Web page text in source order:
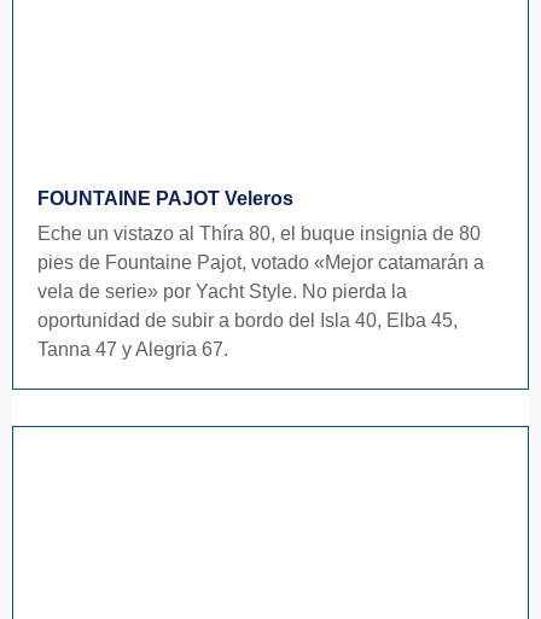
FOUNTAINE PAJOT Veleros
Eche un vistazo al Thíra 80, el buque insignia de 80
pies de Fountaine Pajot, votado «Mejor catamarán a
vela de serie» por Yacht Style. No pierda la
oportunidad de subir a bordo del Isla 40, Elba 45,
Tanna 47 y Alegria 67.